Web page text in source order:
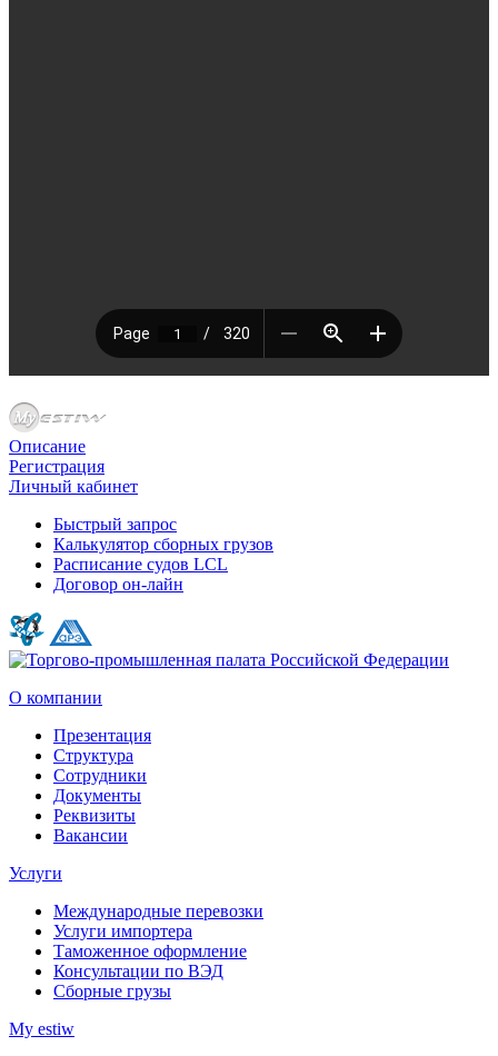
Описание
Регистрация
Личный кабинет
Быстрый запрос
Калькулятор сборных грузов
Расписание судов LCL
Договор он-лайн
О компании
Презентация
Структура
Сотрудники
Документы
Реквизиты
Вакансии
Услуги
Международные перевозки
Услуги импортера
Таможенное оформление
Консультации по ВЭД
Сборные грузы
My estiw